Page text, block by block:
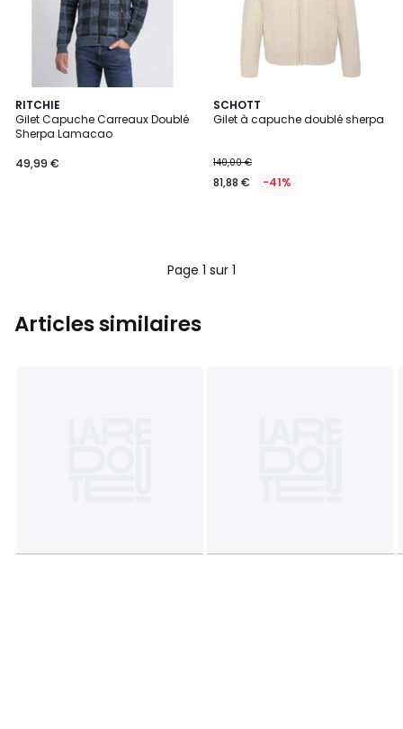
RITCHIE
Gilet Capuche Carreaux Doublé
Sherpa Lamacao
49,99 €
SCHOTT
Gilet à capuche doublé sherpa
140,00 €
81,88 € -41%
Page 1 sur 1
Articles similaires